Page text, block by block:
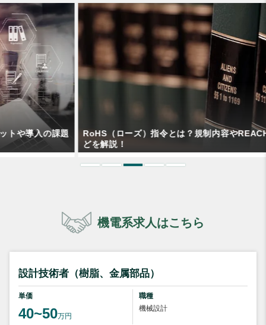
RoHS（ローズ）指令とは？規制内容やREACHとの違いな
機電系求人はこちら
設計技術者（樹脂、金属部品）
単価
40~50万円
職種
機械設計